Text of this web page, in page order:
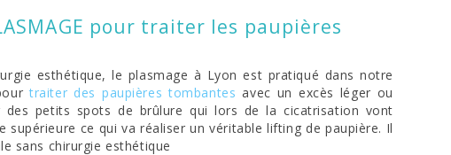
pour traiter les paupières
esthétique, le plasmage à Lyon est pratiqué dans notre
traiter des paupières tombantes avec un excès léger ou
des petits spots de brûlure qui lors de la cicatrisation vont
ce qui va réaliser un véritable lifting de paupière. Il
sans chirurgie esthétique